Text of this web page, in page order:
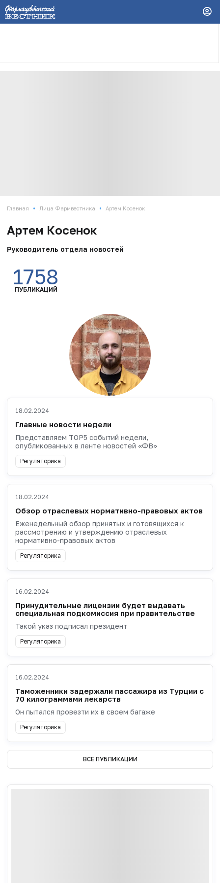
Главная • Лица Фармвестника • Артем Косенок
Артем Косенок
Руководитель отдела новостей
1758
ПУБЛИКАЦИЙ
18.02.2024
Главные новости недели
Представляем TOP5 событий недели,
опубликованных в ленте новостей «ФВ»
Регуляторика
18.02.2024
Обзор отраслевых нормативно-правовых актов
Еженедельный обзор принятых и готовящихся к
рассмотрению и утверждению отраслевых
нормативно-правовых актов
Регуляторика
16.02.2024
Принудительные лицензии будет выдавать
специальная подкомиссия при правительстве
Такой указ подписал президент
Регуляторика
16.02.2024
Таможенники задержали пассажира из Турции с
70 килограммами лекарств
Он пытался провезти их в своем багаже
Регуляторика
ВСЕ ПУБЛИКАЦИИ